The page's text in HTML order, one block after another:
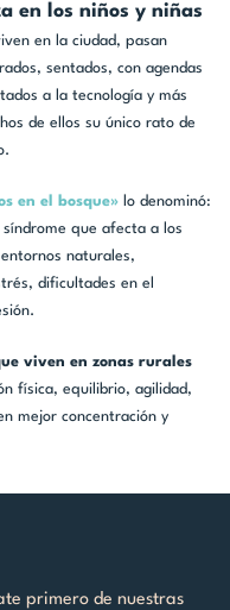
en los niños y niñas
en la ciudad, pasan
sentados, con agendas
a la tecnología y más
de ellos su único rato de
en el bosque» lo denominó:
síndrome que afecta a los
naturales,
dificultades en el
viven en zonas rurales
física, equilibrio, agilidad,
mejor concentración y
primero de nuestras